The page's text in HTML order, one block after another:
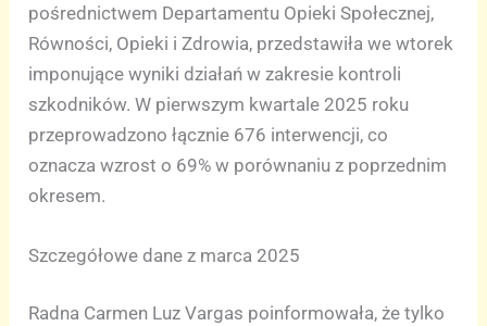
pośrednictwem Departamentu Opieki Społecznej,
Równości, Opieki i Zdrowia, przedstawiła we wtorek
imponujące wyniki działań w zakresie kontroli
szkodników. W pierwszym kwartale 2025 roku
przeprowadzono łącznie 676 interwencji, co
oznacza wzrost o 69% w porównaniu z poprzednim
okresem.
Szczegółowe dane z marca 2025
Radna Carmen Luz Vargas poinformowała, że tylko